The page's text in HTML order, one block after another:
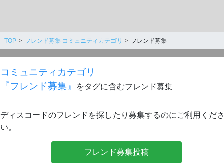
TOP フレンド募集 コミュニティカテゴリ フレンド募集
コミュニティカテゴリ
『フレンド募集』
をタグに含むフレンド募集
ディスコードのフレンドを探したり募集するのにご利用くださ
い。
フレンド募集投稿